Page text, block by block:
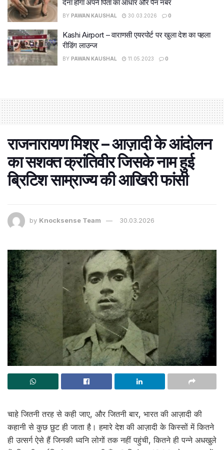
देना होगा अपने पिता का आधार और पैन नंबर
BY PAWAN KAUSHAL 30.03.2026 0
Kashi Airport – वाराणसी एयरपोर्ट पर खुला देश का पहला
रीडिंग लाउन्ज
BY PAWAN KAUSHAL 11.05.2023 0
राजनारायण मिश्र – आज़ादी के आंदोलन
का सशक्त क्रांतिवीर जिसके नाम हुई
ब्रिटिश साम्राज्य की आखिरी फांसी
by Knocksense Team 30.03.2026
चाहे जितनी तरह से कही जाए, और जितनी बार, भारत की आज़ादी की
कहानी से कुछ छुट ही जाता है। हमारे देश की आज़ादी के किस्सों में कितने
ही उत्सर्ग ऐसे हैं जिनकी ध्वनि लोगों तक नहीं पहुंची, कितने ही पन्ने अधखुले